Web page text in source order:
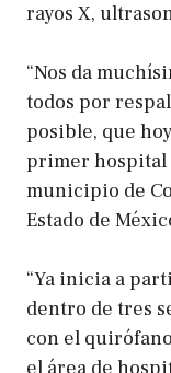
rayos X,
“Nos da
todos por
posible, que
primer hospital
municipio de
Estado de
“Ya inicia a
dentro de tres
con el